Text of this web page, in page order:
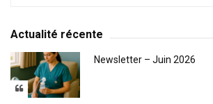
Actualité récente
Newsletter – Juin 2026